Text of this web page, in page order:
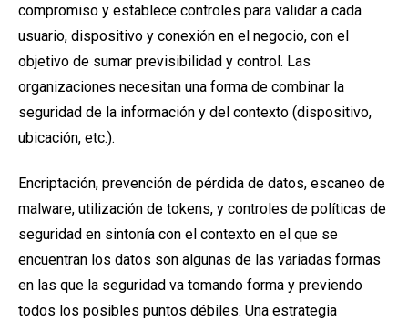
compromiso y establece controles para validar a cada
usuario, dispositivo y conexión en el negocio, con el
objetivo de sumar previsibilidad y control. Las
organizaciones necesitan una forma de combinar la
seguridad de la información y del contexto (dispositivo,
ubicación, etc.).
Encriptación, prevención de pérdida de datos, escaneo de
malware, utilización de tokens, y controles de políticas de
seguridad en sintonía con el contexto en el que se
encuentran los datos son algunas de las variadas formas
en las que la seguridad va tomando forma y previendo
todos los posibles puntos débiles. Una estrategia